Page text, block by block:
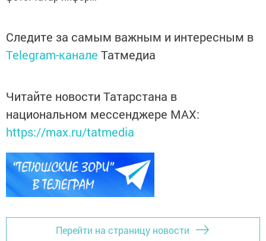
Следите за самым важным и интересным в
Telegram-канале Татмедиа
Читайте новости Татарстана в
национальном мессенджере MАХ:
https://max.ru/tatmedia
Перейти на страницу новости